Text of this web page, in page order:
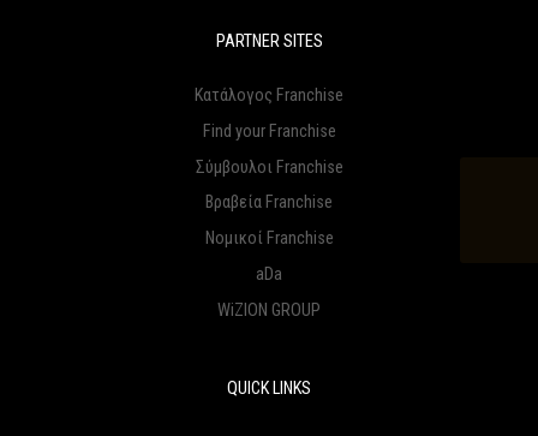
PARTNER SITES
Κατάλογος Franchise
Find your Franchise
Σύμβουλοι Franchise
Βραβεία Franchise
Νομικοί Franchise
aDa
WiZION GROUP
QUICK LINKS